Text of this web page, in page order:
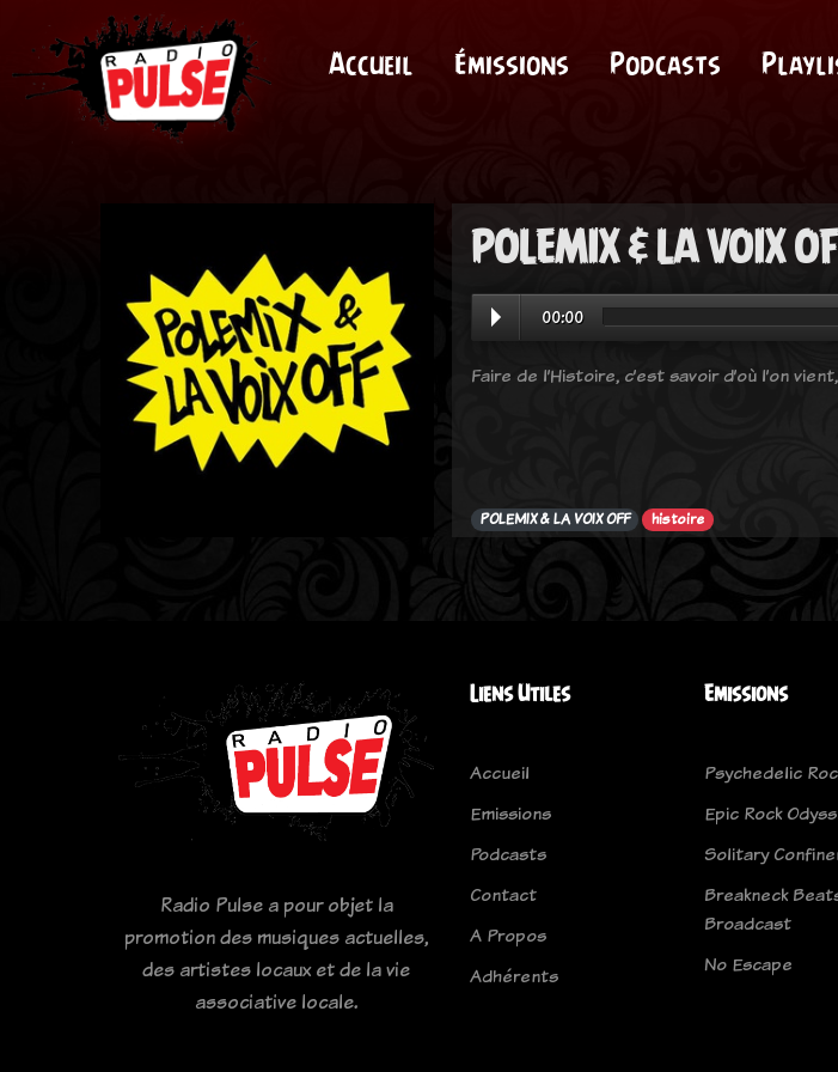
Accueil Émissions Podcasts
POLEMIX & LA VOIX
00:00
Faire de l’Histoire, c’est savoir d’où l’on
POLEMIX & LA VOIX OFF histoire
Radio Pulse a pour objet la
promotion des musiques actuelles,
des artistes locaux et de la vie
associative locale.
Liens Utiles
Accueil
Emissions
Podcasts
Contact
A Propos
Adhérents
Emissions
Psychedelic
Epic Rock
Solitary
Breakneck
Broadcast
No Escape